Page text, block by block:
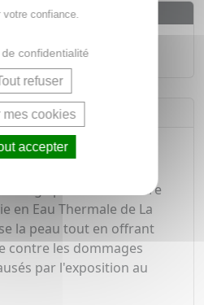
- Oil Control Fluide
hautement
large protection contre
en Eau Thermale de La
la peau tout en offrant
contre les dommages
par l'exposition au
confiance.
confidentialité
refuser
mes cookies
accepter